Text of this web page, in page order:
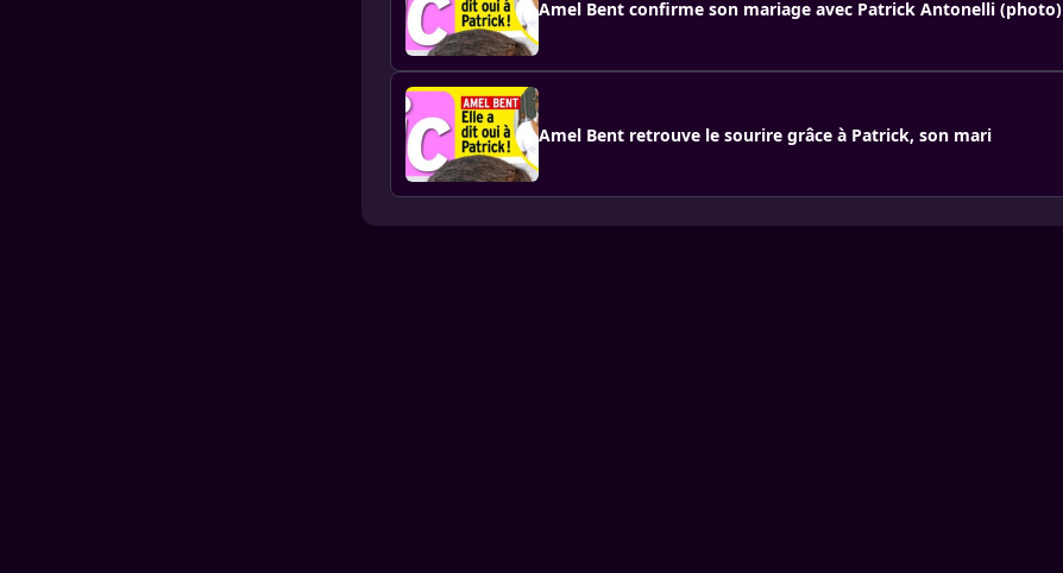
Amel Bent confirme son mariage avec Patrick Antonelli (photo)
Amel Bent retrouve le sourire grâce à Patrick, son mari